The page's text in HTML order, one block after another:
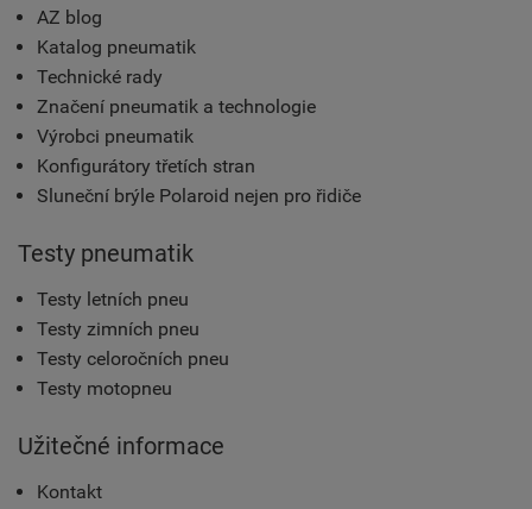
AZ blog
Katalog pneumatik
Technické rady
Značení pneumatik a technologie
Výrobci pneumatik
Konfigurátory třetích stran
Sluneční brýle Polaroid nejen pro řidiče
Testy pneumatik
Testy letních pneu
Testy zimních pneu
Testy celoročních pneu
Testy motopneu
Užitečné informace
Kontakt